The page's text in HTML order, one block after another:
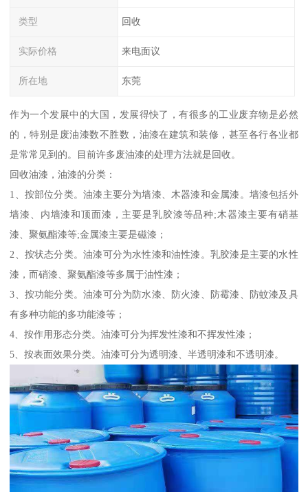
类型 回收
实际价格 来电面议
所在地 东莞
作为一个发展中的大国，发展得快了，有很多的工业废弃物是必然
的，特别是废油漆数不胜数，油漆在建筑和装修，甚至各行各业都
是常常见到的。目前许多废油漆的处理方法就是回收。
回收油漆，油漆的分类：
1、按部位分类。油漆主要分为墙漆、木器漆和金属漆。墙漆包括外
墙漆、内墙漆和顶面漆，主要是乳胶漆等品种;木器漆主要有硝基
漆、聚氨酯漆等;金属漆主要是磁漆；
2、按状态分类。油漆可分为水性漆和油性漆。乳胶漆是主要的水性
漆，而硝漆、聚氨酯漆等多属于油性漆；
3、按功能分类。油漆可分为防水漆、防火漆、防霉漆、防蚊漆及具
有多种功能的多功能漆等；
4、按作用形态分类。油漆可分为挥发性漆和不挥发性漆；
5、按表面效果分类。油漆可分为透明漆、半透明漆和不透明漆。